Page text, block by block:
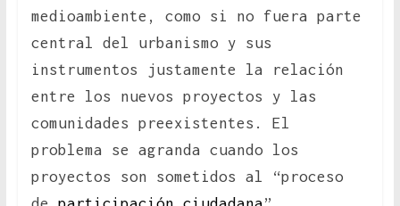
medioambiente, como si no fuera parte
central del urbanismo y sus
instrumentos justamente la relación
entre los nuevos proyectos y las
comunidades preexistentes. El
problema se agranda cuando los
proyectos son sometidos al “proceso